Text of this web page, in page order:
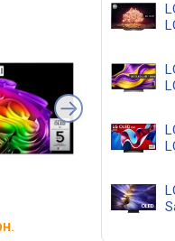
LG OLED48C5